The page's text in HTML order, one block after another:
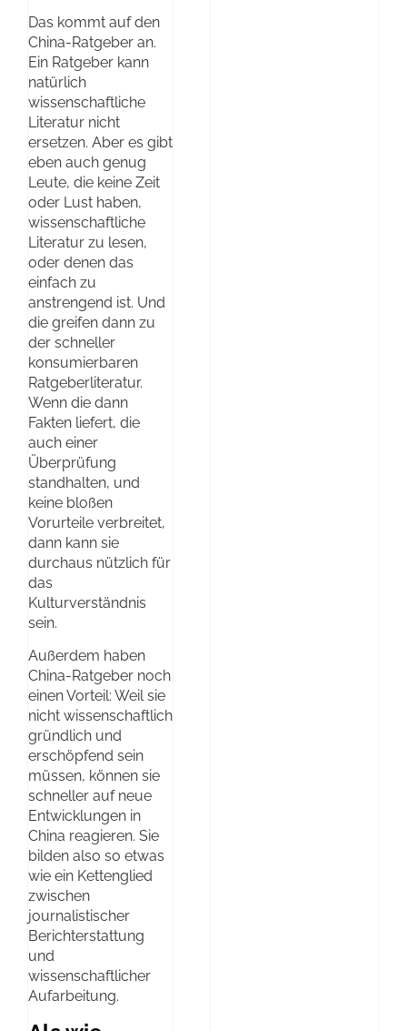
Das kommt auf den
China-Ratgeber an.
Ein Ratgeber kann
natürlich
wissenschaftliche
Literatur nicht
ersetzen. Aber es gibt
eben auch genug
Leute, die keine Zeit
oder Lust haben,
wissenschaftliche
Literatur zu lesen,
oder denen das
einfach zu
anstrengend ist. Und
die greifen dann zu
der schneller
konsumierbaren
Ratgeberliteratur.
Wenn die dann
Fakten liefert, die
auch einer
Überprüfung
standhalten, und
keine bloßen
Vorurteile verbreitet,
dann kann sie
durchaus nützlich für
das
Kulturverständnis
sein.
Außerdem haben
China-Ratgeber noch
einen Vorteil: Weil sie
nicht wissenschaftlich
gründlich und
erschöpfend sein
müssen, können sie
schneller auf neue
Entwicklungen in
China reagieren. Sie
bilden also so etwas
wie ein Kettenglied
zwischen
journalistischer
Berichterstattung
und
wissenschaftlicher
Aufarbeitung.